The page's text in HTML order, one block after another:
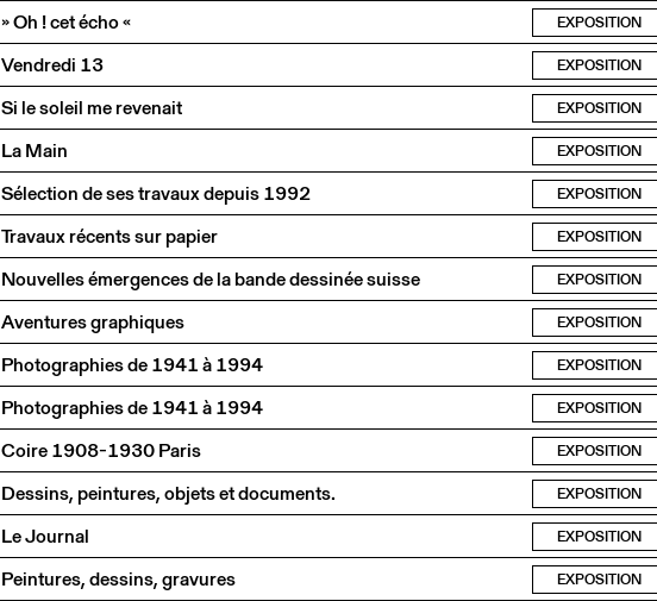
» Oh ! cet écho « EXPOSITION
Vendredi 13 EXPOSITION
Si le soleil me revenait EXPOSITION
La Main EXPOSITION
Sélection de ses travaux depuis 1992 EXPOSITION
Travaux récents sur papier EXPOSITION
Nouvelles émergences de la bande dessinée suisse EXPOSITION
Aventures graphiques EXPOSITION
Photographies de 1941 à 1994 EXPOSITION
Photographies de 1941 à 1994 EXPOSITION
Coire 1908-1930 Paris EXPOSITION
Dessins, peintures, objets et documents. EXPOSITION
Le Journal EXPOSITION
Peintures, dessins, gravures EXPOSITION